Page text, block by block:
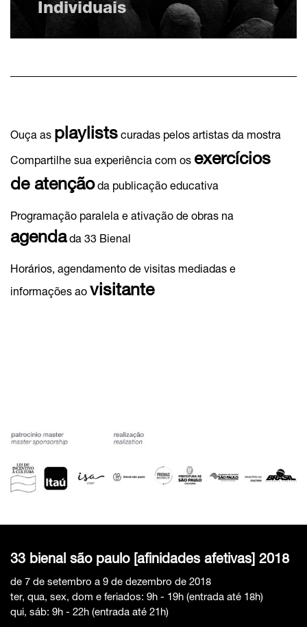
Individuais
Ouça as playlists curadas pelos artistas da mostra
Compartilhe sua experiência com os exercícios
de atençãoda publicação educativa
Programação paralela e ativação de obras na
agendada 33 Bienal
Horários, agendamento de visitas mediadas e
informações ao visitante
33 bienal são paulo [afinidades afetivas] 2018
de 7 de setembro a 9 de dezembro de 2018
ter, qua, sex, dom e feriados: 9h - 19h (entrada até 18h)
qui, sáb: 9h - 22h (entrada até 21h)